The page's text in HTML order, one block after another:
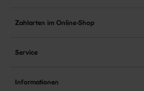
Zahlarten im Online-Shop
Service
Informationen